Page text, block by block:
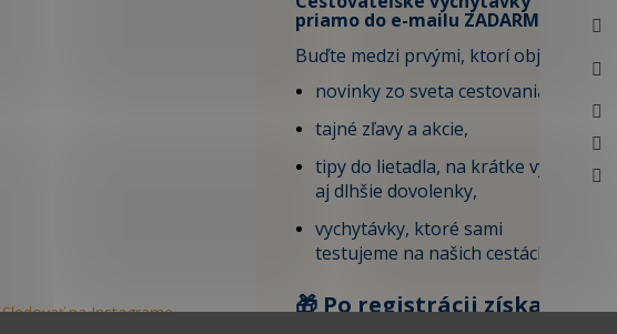
Sledovať na Instagrame
priamo do e-mailu ZADARMO✈️
Buďte medzi prvými, ktorí objavia:
novinky zo sveta cestovania,
tajné zľavy a akcie,
tipy do lietadla, na krátke výlety
aj dlhšie dovolenky,
vychytávky, ktoré sami
testujeme na našich cestách.
🎁 Po registrácii získate